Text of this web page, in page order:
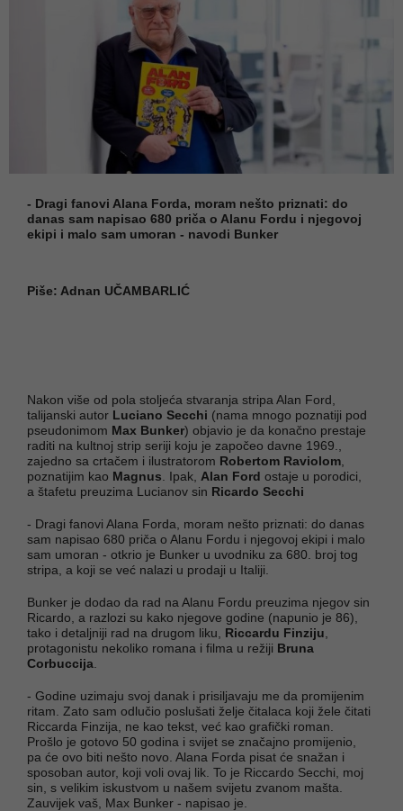
- Dragi fanovi Alana Forda, moram nešto priznati: do
danas sam napisao 680 priča o Alanu Fordu i njegovoj
ekipi i malo sam umoran - navodi Bunker
Piše: Adnan UČAMBARLIĆ
Nakon više od pola stoljeća stvaranja stripa Alan Ford,
talijanski autor Luciano Secchi (nama mnogo poznatiji pod
pseudonimom Max Bunker) objavio je da konačno prestaje
raditi na kultnoj strip seriji koju je započeo davne 1969.,
zajedno sa crtačem i ilustratorom Robertom Raviolom
poznatijim kao Magnus . Ipak, Alan Ford ostaje u porodici,
a štafetu preuzima Lucianov sin Ricardo Secchi
- Dragi fanovi Alana Forda, moram nešto priznati: do danas
sam napisao 680 priča o Alanu Fordu i njegovoj ekipi i malo
sam umoran - otkrio je Bunker u uvodniku za 680. broj tog
stripa, a koji se već nalazi u prodaji u Italiji.
Bunker je dodao da rad na Alanu Fordu preuzima njegov sin
Ricardo, a razlozi su kako njegove godine (napunio je 86),
tako i detaljniji rad na drugom liku, Riccardu Finziju
protagonistu nekoliko romana i filma u režiji Bruna
Corbuccija
- Godine uzimaju svoj danak i prisiljavaju me da promijenim
ritam. Zato sam odlučio poslušati želje čitalaca koji žele čitati
Riccarda Finzija, ne kao tekst, već kao grafički roman.
Prošlo je gotovo 50 godina i svijet se značajno promijenio,
pa će ovo biti nešto novo. Alana Forda pisat će snažan i
sposoban autor, koji voli ovaj lik. To je Riccardo Secchi, moj
sin, s velikim iskustvom u našem svijetu zvanom mašta.
Zauvijek vaš, Max Bunker - napisao je.